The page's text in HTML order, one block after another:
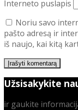
Interneto puslapis
Noriu savo
pašto adresą ir
iš naujo, kai kitą
Užsisakykite
ir gaukite